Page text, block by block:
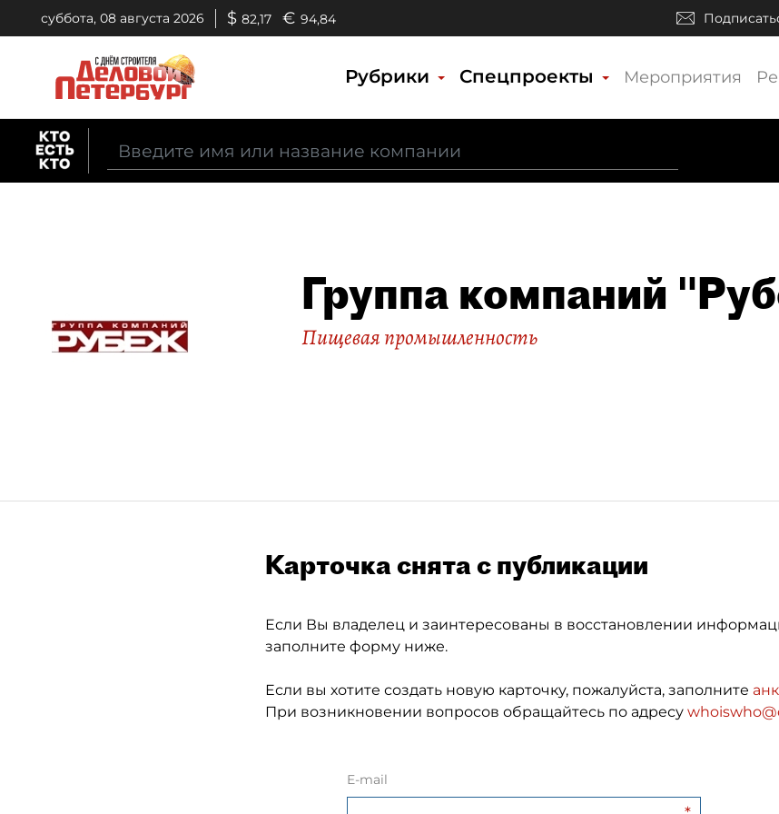
суббота, 08 августа 2026 $ 82,17 € 94,84
Рубрики Спецпроекты Мероприятия
Группа компаний
Пищевая промышленность
Карточка снята с публикации
Если Вы владелец и заинтересованы в восстановлении
заполните форму ниже.
Если вы хотите создать новую карточку, пожалуйста, заполните
При возникновении вопросов обращайтесь по адресу
E-mail